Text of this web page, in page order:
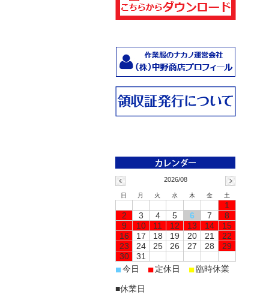
2026/08
日 月 火 水 木 金 土
1
2
3 4 5 6 7
8
9
10 11 12 13 14
15
16
17 18 19 20 21
22
23
24 25 26 27 28
29
30
31
■今日 ■定休日 ■臨時休業
■休業日